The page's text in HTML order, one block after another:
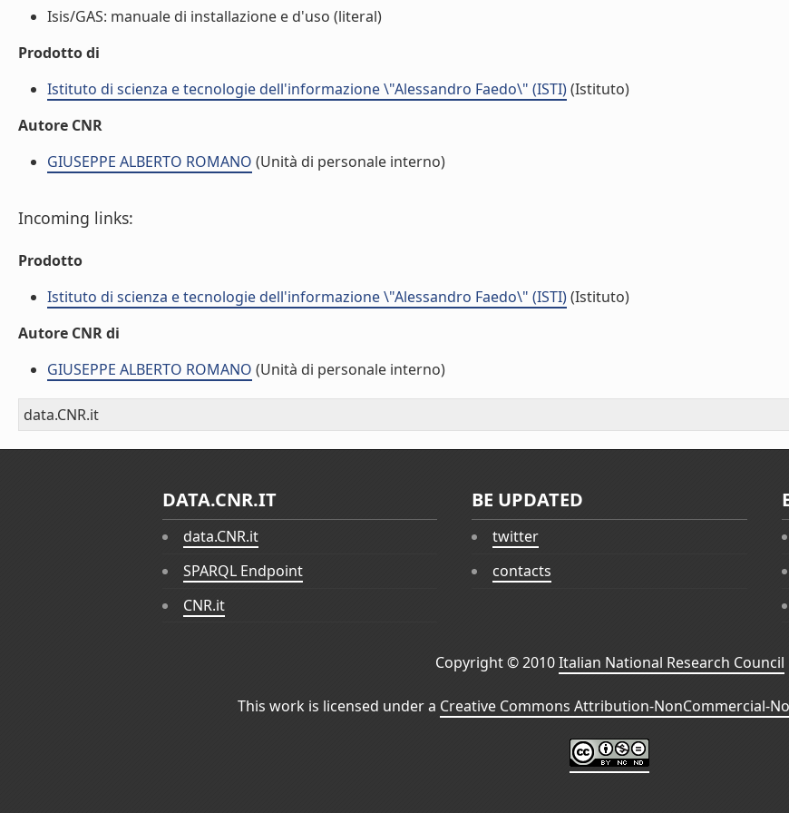
Isis/GAS: manuale di installazione e d'uso (literal)
Prodotto di
Istituto di scienza e tecnologie dell'informazione \"Alessandro Faedo\" (ISTI)(Istituto)
Autore CNR
GIUSEPPE ALBERTO ROMANO (Unità di personale interno)
Incoming links:
Prodotto
Istituto di scienza e tecnologie dell'informazione \"Alessandro Faedo\" (ISTI)(Istituto)
Autore CNR di
GIUSEPPE ALBERTO ROMANO (Unità di personale interno)
data.CNR.it
DATA.CNR.IT
data.CNR.it
SPARQL Endpoint
CNR.it
BE UPDATED
twitter
contacts
Copyright © 2010Italian National Research Council
This work is licensed under a Creative Commons Attribution-NonCommercial-